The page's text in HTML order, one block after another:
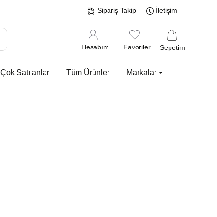
Sipariş Takip İletişim
Hesabım Favoriler Sepetim
Çok Satılanlar Tüm Ürünler Markalar